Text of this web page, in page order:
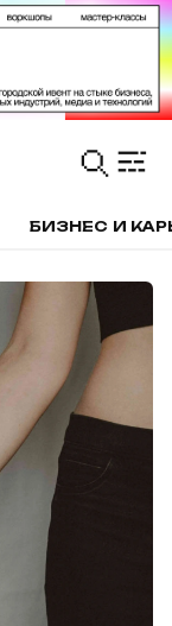
БИЗНЕС И